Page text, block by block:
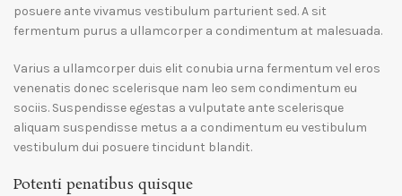
posuere ante vivamus vestibulum parturient sed. A sit
fermentum purus a ullamcorper a condimentum at malesuada.
Varius a ullamcorper duis elit conubia urna fermentum vel eros
venenatis donec scelerisque nam leo sem condimentum eu
sociis. Suspendisse egestas a vulputate ante scelerisque
aliquam suspendisse metus a a condimentum eu vestibulum
vestibulum dui posuere tincidunt blandit.
Potenti penatibus quisque